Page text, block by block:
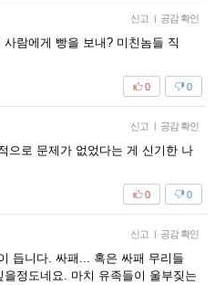
신고 | 공감 확인
람에게 빵을 보내? 미친놈들 직
0
0
신고 | 공감 확인
으로 문제가 없었다는 게 신기한 나
0
0
신고 | 공감 확인
듭니다. 싸패... 혹은 싸패 무리들
정도네요. 마치 유족들이 울부짖는